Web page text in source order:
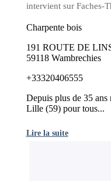
intervient sur Faches-
Charpente bois
191 ROUTE DE
59118 Wambrechies
+33320406555
Depuis plus de 35 ans
Lille (59) pour tous...
Lire la suite